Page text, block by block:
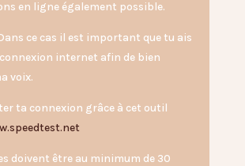
en ligne également possible.
ce cas il est important que tu ais
internet afin de bien
voix.
ta connexion grâce à cet outil
doivent être au minimum de 30